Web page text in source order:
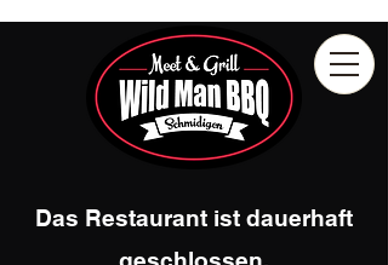
Das Restaurant ist dauerhaft